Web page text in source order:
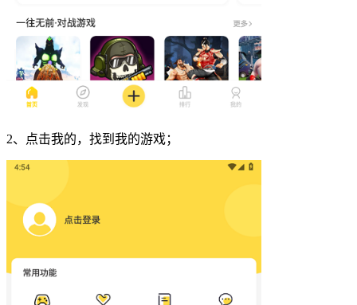
2、点击我的，找到我的游戏；